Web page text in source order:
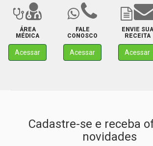
ÁREA
MÉDICA
Acessar
FALE
CONOSCO
Acessar
ENVIE SUA
RECEITA
Acessar
Cadastre-se e receba
novidades